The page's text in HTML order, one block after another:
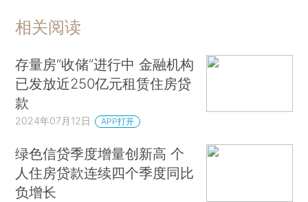
相关阅读
存量房“收储”进行中 金融机构
已发放近250亿元租赁住房贷
款
2024年07月12日 APP打开
绿色信贷季度增量创新高 个
人住房贷款连续四个季度同比
负增长